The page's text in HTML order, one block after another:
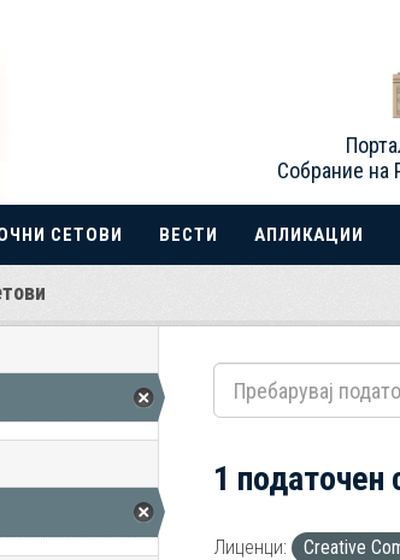
Собрание на
СЕТОВИ ВЕСТИ АПЛИКАЦИИ
1 податочен
Лиценци: Creative